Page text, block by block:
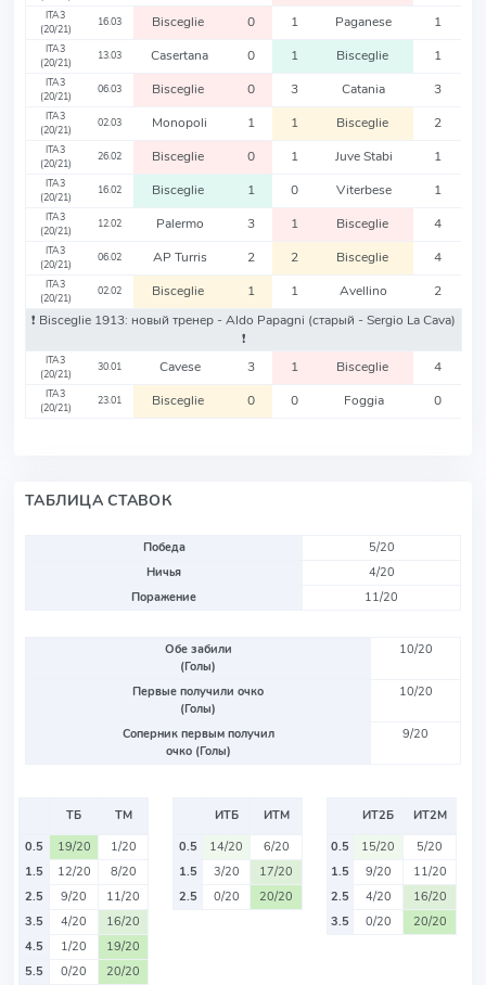
ITA3
(20/21)
16.03 Bisceglie 0 1 Paganese 1
ITA3
(20/21)
13.03 Casertana 0 1 Bisceglie 1
ITA3
(20/21)
06.03 Bisceglie 0 3 Catania 3
ITA3
(20/21)
02.03 Monopoli 1 1 Bisceglie 2
ITA3
(20/21)
26.02 Bisceglie 0 1 Juve Stabi 1
ITA3
(20/21)
16.02 Bisceglie 1 0 Viterbese 1
ITA3
(20/21)
12.02 Palermo 3 1 Bisceglie 4
ITA3
(20/21)
06.02 AP Turris 2 2 Bisceglie 4
ITA3
(20/21)
02.02 Bisceglie 1 1 Avellino
2
❗️ Bisceglie 1913: новый тренер - Aldo Papagni (старый - Sergio La Cava)
❗️
ITA3
(20/21)
30.01 Cavese 3 1 Bisceglie 4
ITA3
(20/21)
23.01 Bisceglie 0 0 Foggia 0
ТАБЛИЦА СТАВОК
Победа
5/20
Ничья
4/20
Поражение
11/20
Обе забили
(Голы)
10/20
Первые получили очко
(Голы)
10/20
Соперник первым получил
очко (Голы)
9/20
ТБ
ТМ
0.5
19/20
1/20
1.5
12/20
8/20
2.5
9/20
11/20
3.5
4/20
16/20
4.5
1/20
19/20
5.5
0/20 20/20
ИТБ
ИТМ
0.5
14/20
6/20
1.5
3/20
17/20
2.5
0/20 20/20
ИТ2Б
ИТ2М
0.5
15/20
5/20
1.5
9/20
11/20
2.5
4/20
16/20
3.5
0/20 20/20